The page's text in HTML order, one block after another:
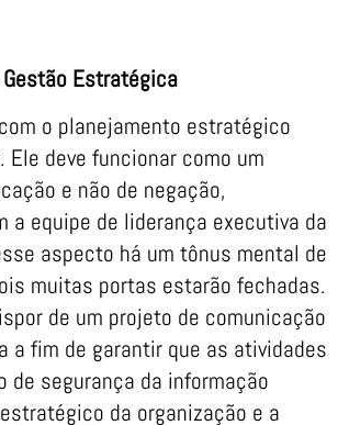
Estratégica
o planejamento estratégico
Ele deve funcionar como um
e não de negação,
a equipe de liderança executiva da
aspecto há um tônus mental de
muitas portas estarão fechadas.
de um projeto de comunicação
a fim de garantir que as atividades
de segurança da informação
da organização e a